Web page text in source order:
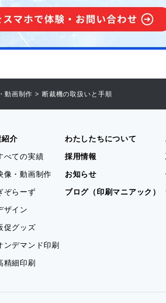
動画制作 > 断裁機の取扱いと手順
介
べての実績
像・動画制作
ぞらーず
ザイン
促グッズ
ンデマンド印刷
精細印刷
わたしたちについて
採用情報
お知らせ
ブログ（印刷マニアック）